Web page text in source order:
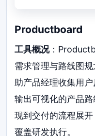
Productboard
工具概况：
需求管理与路线图
助产品经理收集用
输出可视化的产品
现到交付的流程展
覆盖研发执行。